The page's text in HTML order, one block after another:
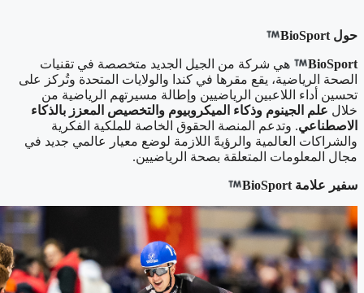
حول BioSport
BioSport
هي شركة من الجيل الجديد متخصصة في تقنيات
الصحة الرياضية، يقع مقرها في كندا والولايات المتحدة وتُركز على
تحسين أداء اللاعبين الرياضيين وإطالة مسيرتهم الرياضية من
خلال علم الجينوم وذكاء الميكروبيوم والتخصيص المعزز بالذكاء
الاصطناعي. وتدعم المنصة الحقوق الخاصة للملكية الفكرية
والشراكات العالمية والرؤيةً اللازمة لوضع معيار عالمي جديد في
مجال المعلومات المتعلقة بصحة الرياضيين.
سفير علامة BioSport